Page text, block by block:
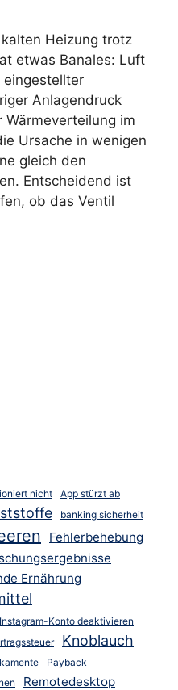
Heizung trotz
etwas Banales: Luft
eingestellter
Anlagendruck
im
Ursache in wenigen
gleich den
Entscheidend ist
ob das Ventil
nicht
App stürzt ab
banking sicherheit
Fehlerbehebung
Ernährung
Instagram-Konto deaktivieren
Knoblauch
Payback
Remotedesktop